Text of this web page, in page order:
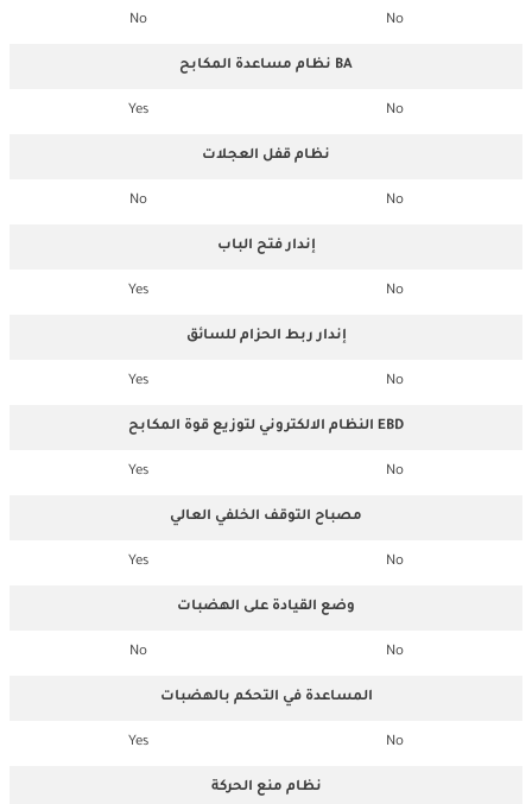
No
No
نظام مساعدة المكابح BA
No
Yes
نظام قفل العجلات
No
No
إندار فتح الباب
No
Yes
إندار ربط الحزام للسائق
No
Yes
النظام الالكتروني لتوزيع قوة المكابح EBD
No
Yes
مصباح التوقف الخلفي العالي
No
Yes
وضع القيادة على الهضبات
No
No
المساعدة في التحكم بالهضبات
No
Yes
نظام منع الحركة